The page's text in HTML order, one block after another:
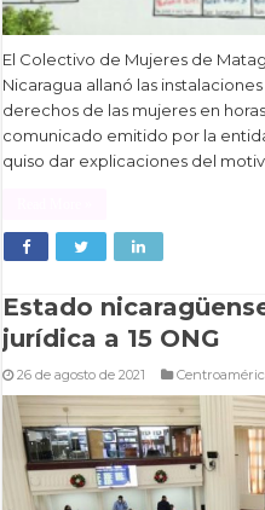
El Colectivo de Mujeres de
Nicaragua allanó las
derechos de las mujeres en
comunicado emitido por la
quiso dar explicaciones del
Estado
jurídica a 15 ONG
26 de agosto de 2021